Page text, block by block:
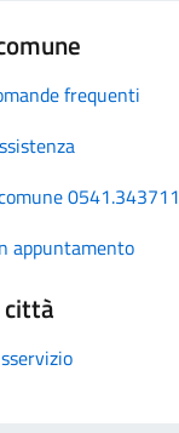
frequenti
0541.343711
appuntamento
città